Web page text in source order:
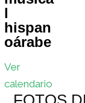
l
hispan
oárabe
Ver
calendario